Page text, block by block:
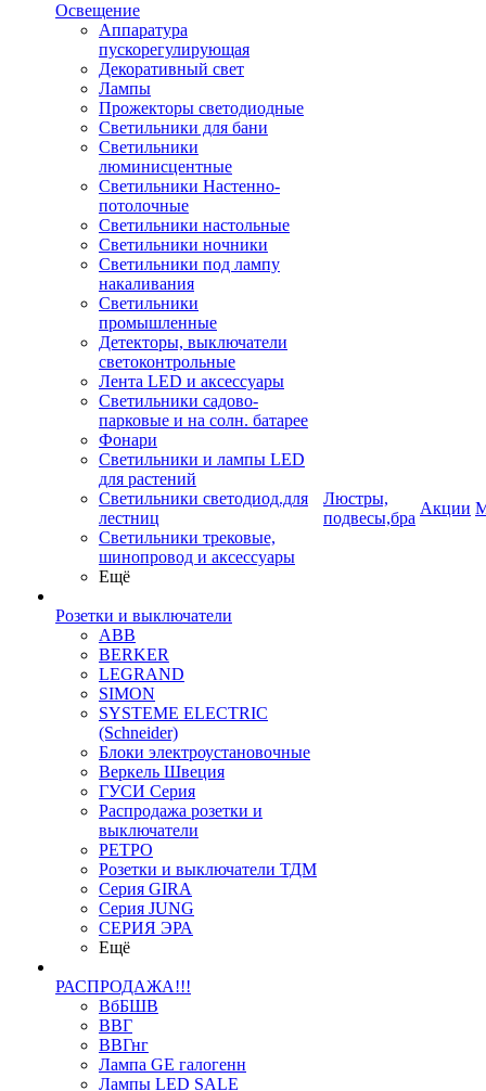
Освещение
Аппаратура
пускорегулирующая
Декоративный свет
Лампы
Прожекторы светодиодные
Светильники для бани
Светильники
люминисцентные
Светильники Настенно-
потолочные
Светильники настольные
Светильники ночники
Светильники под лампу
накаливания
Светильники
промышленные
Детекторы, выключатели
светоконтрольные
Лента LED и аксессуары
Светильники садово-
парковые и на солн. батарее
Фонари
Светильники и лампы LED
для растений
Светильники светодиод.для
лестниц
Светильники трековые,
шинопровод и аксессуары
Ещё
Розетки и выключатели
ABB
BERKER
LEGRAND
SIMON
SYSTEME ELECTRIC
(Schneider)
Блоки электроустановочные
Веркель Швеция
ГУСИ Серия
Распродажа розетки и
выключатели
РЕТРО
Розетки и выключатели ТДМ
Серия GIRA
Серия JUNG
СЕРИЯ ЭРА
Ещё
РАСПРОДАЖА!!!
ВбБШВ
ВВГ
ВВГнг
Лампа GE галогенн
Лампы LED SALE
Люстры,
подвесы,бра
Акции